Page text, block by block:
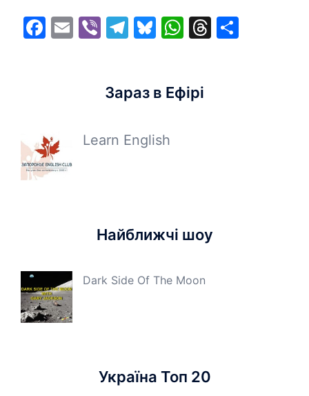
Facebook
EmailViberTelegram
Bluesky
WhatsApp
Threads
Зараз в Ефірі
Learn English
Найближчі шоу
Dark Side Of The Moon
Україна Топ 20